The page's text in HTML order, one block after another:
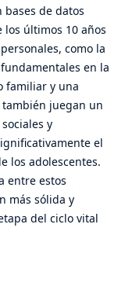
de datos
últimos 10 años
como la
en la
familiar y una
juegan un
y
el
los adolescentes.
entre estos
más sólida y
del ciclo vital